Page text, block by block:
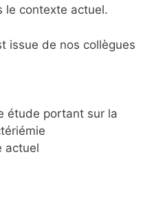
le contexte actuel.
issue de nos collègues
étude portant sur la
actuel